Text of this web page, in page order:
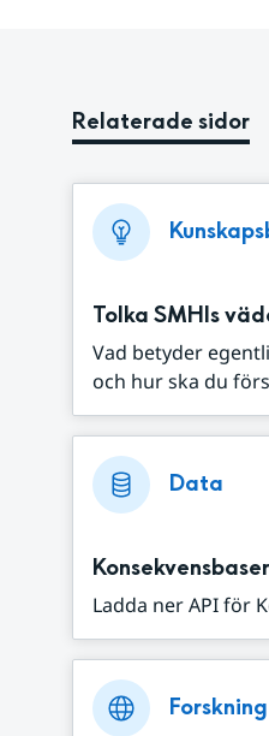
Relaterade sidor
Tolka SMHIs
Vad betyder
och hur ska du
Data
Ladda ner API för